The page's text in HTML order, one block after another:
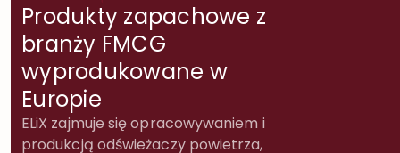
Produkty zapachowe z
branży FMCG
wyprodukowane w
Europie
ELiX zajmuje się opracowywaniem i
produkcją odświeżaczy powietrza,